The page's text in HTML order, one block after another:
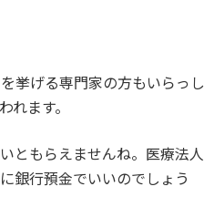
挙げる専門家の方もいらっし
れます。
ともらえませんね。医療法人
銀行預金でいいのでしょう